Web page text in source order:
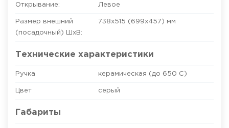
Открывание: Левое
Размер внешний
(посадочный) ШхВ:
738х515 (699х457) мм
Технические характеристики
Ручка керамическая (до 650 С)
Цвет серый
Габариты